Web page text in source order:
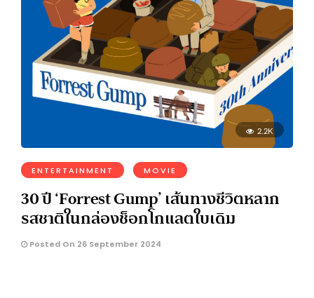
2.2K
ENTERTAINMENT MOVIE
30 ปี ‘Forrest Gump’ เส้นทางชีวิตหลาก
รสชาติในกล่องช็อกโกแลตใบเดิม
Posted On 26 September 2024